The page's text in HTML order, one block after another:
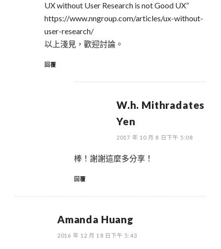
UX without User Research is not Good UX”
https://www.nngroup.com/articles/ux-without-
user-research/
以上淺見，歡迎討論。
回覆
W.h. Mithradates
Yen
2017 年 10 月 8 日下午 5:08
棒！謝謝這麼多分享！
回覆
Amanda Huang
2016 年 12 月 18 日下午 5:43